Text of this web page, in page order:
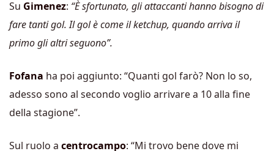
Su Gimenez: “È sfortunato, gli attaccanti hanno bisogno di
fare tanti gol. Il gol è come il ketchup, quando arriva il
primo gli altri seguono”.
Fofana ha poi aggiunto: “Quanti gol farò? Non lo so,
adesso sono al secondo voglio arrivare a 10 alla fine
della stagione”.
Sul ruolo a centrocampo: “Mi trovo bene dove mi